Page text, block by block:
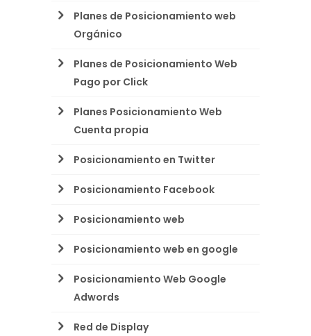
Planes de Posicionamiento web
Orgánico
Planes de Posicionamiento Web
Pago por Click
Planes Posicionamiento Web
Cuenta propia
Posicionamiento en Twitter
Posicionamiento Facebook
Posicionamiento web
Posicionamiento web en google
Posicionamiento Web Google
Adwords
Red de Display